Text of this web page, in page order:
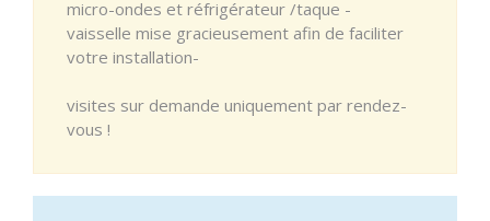
micro-ondes et réfrigérateur /taque -
vaisselle mise gracieusement afin de faciliter
votre installation-
visites sur demande uniquement par rendez-
vous !